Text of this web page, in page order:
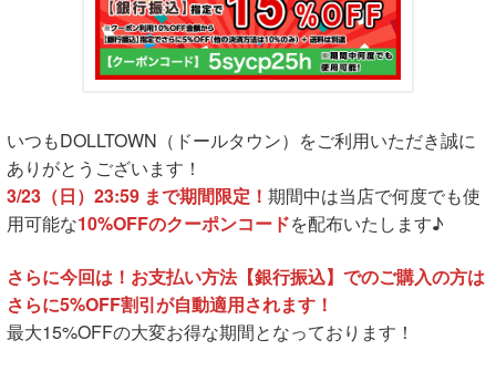
いつもDOLLTOWN（ドールタウン）をご利用いただき誠に
ありがとうございます！
3/23（日）23:59 まで期間限定！ 期間中は当店で何度でも使
用可能な10%OFFのクーポンコードを配布いたします♪
さらに今回は！お支払い方法【銀行振込】でのご購入の方は
さらに5%OFF割引が自動適用されます！
最大15%OFFの大変お得な期間となっております！